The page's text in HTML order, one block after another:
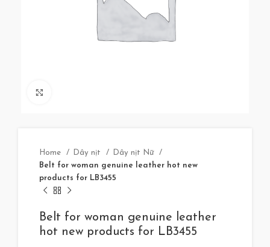
Home Dây nịt
Dây nịt Nữ
Belt for woman genuine leather hot new
products for LB3455
Belt for woman genuine leather
hot new products for LB3455